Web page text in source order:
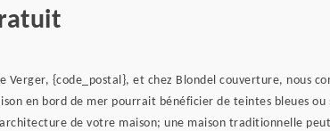
{code_postal}, et chez Blondel couverture, nous
en bord de mer pourrait bénéficier de teintes bleues ou
de votre maison; une maison traditionnelle